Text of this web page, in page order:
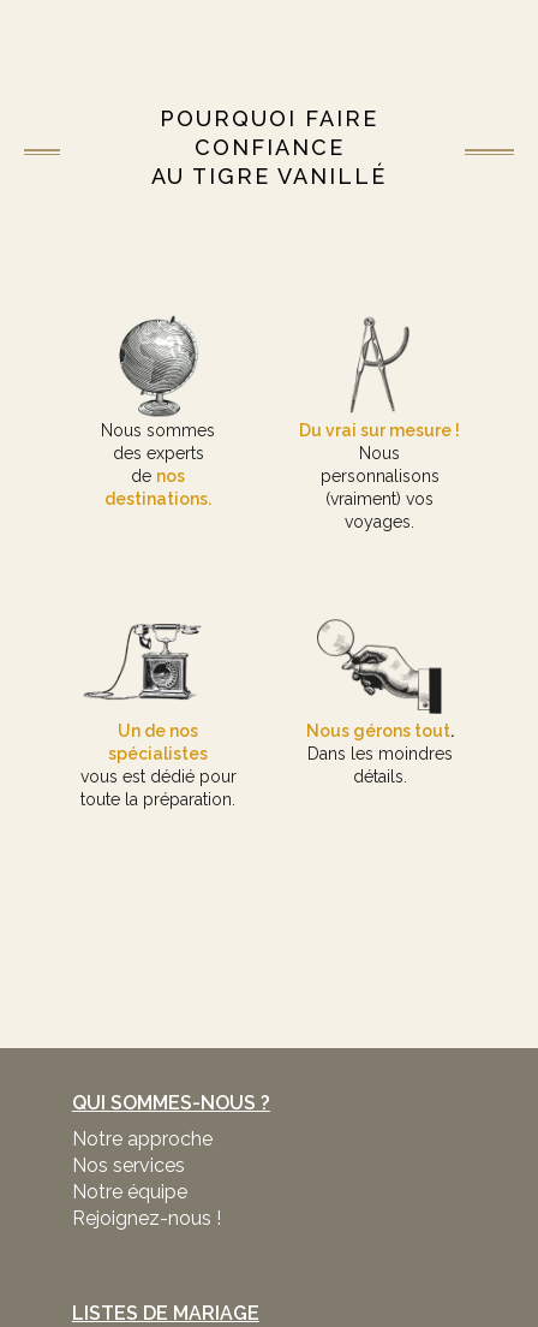
POURQUOI FAIRE
CONFIANCE
AU TIGRE VANILLÉ
Nous sommes
des experts
de nos
destinations.
Du vrai sur mesure !
Nous
personnalisons
(vraiment) vos
voyages.
Un de nos
spécialistes
vous est dédié pour
toute la préparation.
Nous gérons tout.
Dans les moindres
détails.
QUI SOMMES-NOUS ?
Notre approche
Nos services
Notre équipe
Rejoignez-nous !
LISTES DE MARIAGE